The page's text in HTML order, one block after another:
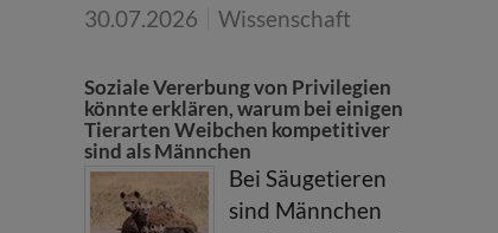
30.07.2026 Wissenschaft
Soziale Vererbung von Privilegien
könnte erklären, warum bei einigen
Tierarten Weibchen kompetitiver
sind als Männchen
Bei Säugetieren
sind Männchen